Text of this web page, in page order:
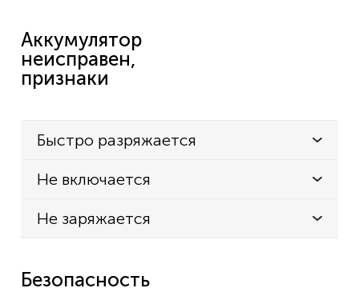
Аккумулятор
неисправен,
признаки
Быстро разряжается
Не включается
Не заряжается
Безопасность